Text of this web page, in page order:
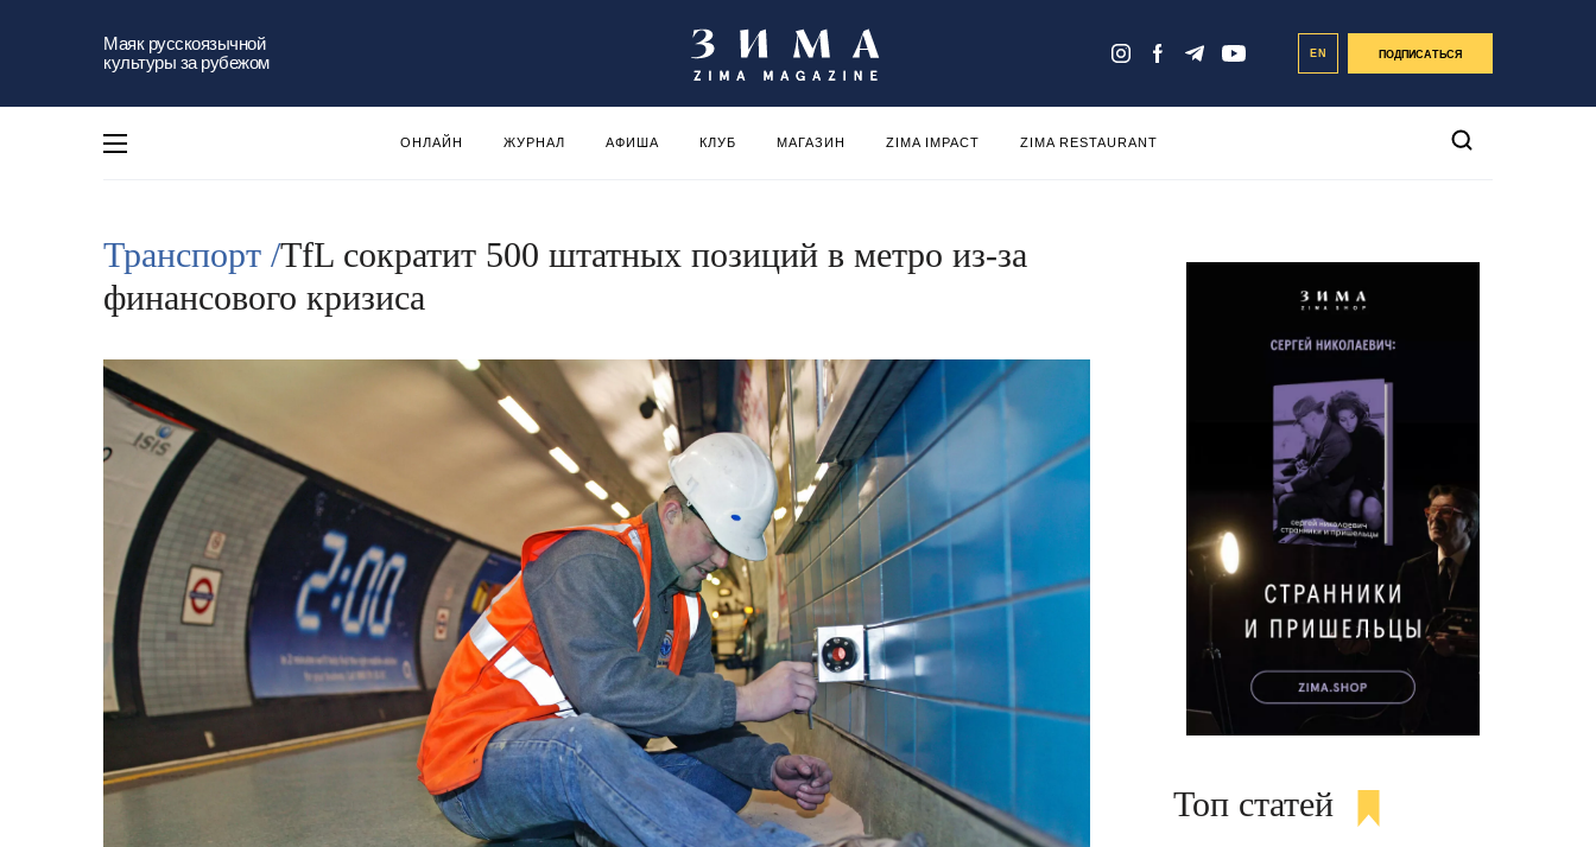
Маяк русскоязычной
культуры за рубежом
EN ПОДПИСАТЬСЯ
ОНЛАЙН ЖУРНАЛ АФИША КЛУБ МАГАЗИН ZIMA IMPACT ZIMA RESTAURANT
Транспорт /TfL сократит 500 штатных позиций в метро из-за
финансового кризиса
Топ статей